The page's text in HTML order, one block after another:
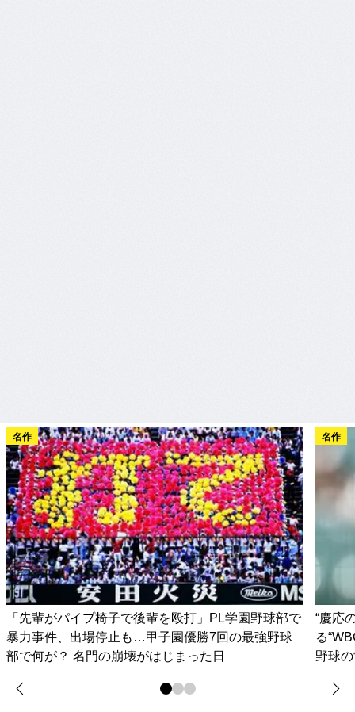
名作
「先輩がパイプ椅子で後輩を殴打」PL学園野球部で
暴力事件、出場停止も…甲子園優勝7回の最強野球
部で何が？ 名門の崩壊がはじまった日
名作
“慶応
る
野球